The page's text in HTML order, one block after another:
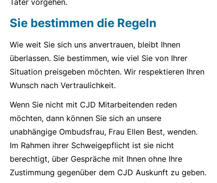
Sie bestimmen die Regeln
Wie weit Sie sich uns anvertrauen, bleibt Ihnen
überlassen. Sie bestimmen, wie viel Sie von Ihrer
Situation preisgeben möchten. Wir respektieren Ihren
Wunsch nach Vertraulichkeit.
Wenn Sie nicht mit CJD Mitarbeitenden reden
möchten, dann können Sie sich an unsere
unabhängige Ombudsfrau, Frau Ellen Best, wenden.
Im Rahmen ihrer Schweigepflicht ist sie nicht
berechtigt, über Gespräche mit Ihnen ohne Ihre
Zustimmung gegenüber dem CJD Auskunft zu geben.